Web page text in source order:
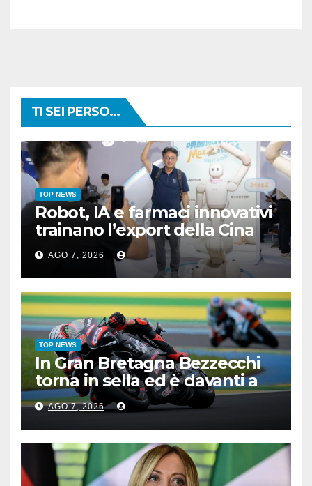
TI SEI PERSO...
TOP NEWS
Robot, IA e farmaci innovativi
trainano l’export della Cina
AGO 7, 2026
TOP NEWS
In Gran Bretagna Bezzecchi
torna in sella ed è davanti a
tutti nelle Practice
AGO 7, 2026